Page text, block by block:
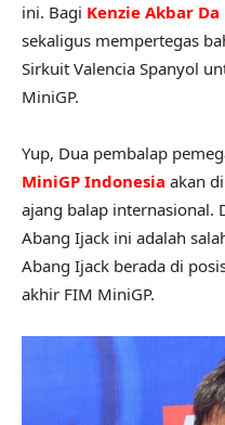
ini. Bagi Kenzie Akbar Da
sekaligus mempertegas
Sirkuit Valencia Spanyol
MiniGP.
Yup, Dua pembalap
MiniGP Indonesia akan
ajang balap internasional.
Abang Ijack ini adalah
Abang Ijack berada di
akhir FIM MiniGP.